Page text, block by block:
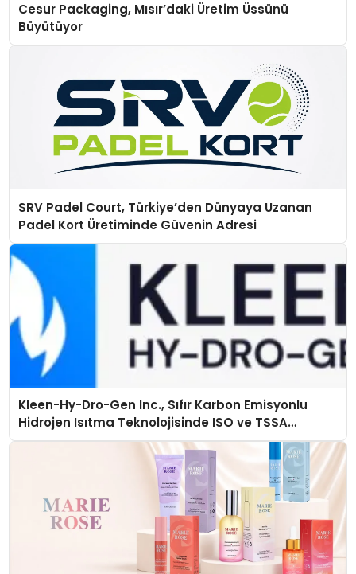
Cesur Packaging, Mısır’daki Üretim Üssünü
Büyütüyor
SRV Padel Court, Türkiye’den Dünyaya Uzanan
Padel Kort Üretiminde Güvenin Adresi
Kleen-Hy-Dro-Gen Inc., Sıfır Karbon Emisyonlu
Hidrojen Isıtma Teknolojisinde ISO ve TSSA
Düzenleyici Onaylarını Aldı